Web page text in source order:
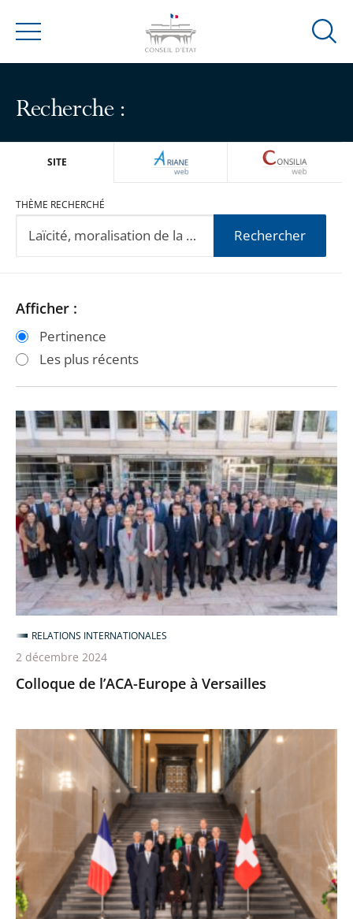
Menu
Ouvrir
Recherche :
SITE ARIANEWEB
THÈME RECHERCHÉ
Rechercher
Passer
les
filtres
après
Passer
les
filtres
avant
Afficher :
Pertinence
Les plus récents
Colloque
de
l’ACA-
Europe
à
Versailles
Colloque de l’ACA-Europe à Versailles
RELATIONS INTERNATIONALES
2 décembre 2024
Séminaire
bilatéral
au
Tribunal
fédéral
suisse